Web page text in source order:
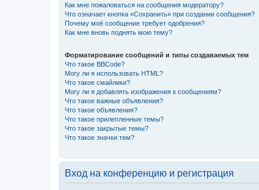
Как мне пожаловаться на сообщения модератору?
Что означает кнопка «Сохранить» при создании сообщения?
Почему моё сообщение требует одобрения?
Как мне вновь поднять мою тему?
Форматирование сообщений и типы создаваемых тем
Что такое BBCode?
Могу ли я использовать HTML?
Что такое смайлики?
Могу ли я добавлять изображения к сообщениям?
Что такое важные объявления?
Что такое объявления?
Что такое прилепленные темы?
Что такое закрытые темы?
Что такое значки тем?
Вход на конференцию и регистрация